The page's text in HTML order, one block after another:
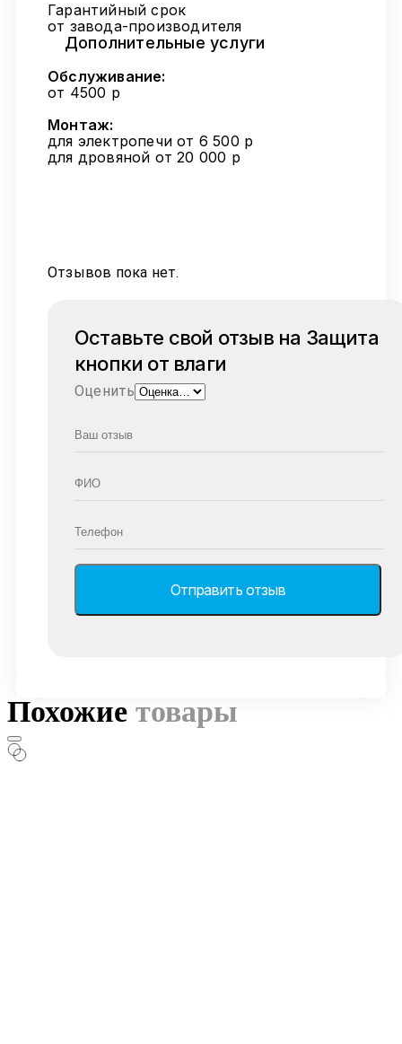
Гарантийный срок
от завода-производителя
Дополнительные услуги
Обслуживание:
от 4500 р
Монтаж:
для электропечи от 6 500 р
для дровяной от 20 000 р
Отзывов пока нет.
Оставьте свой отзыв на Защита
кнопки от влаги
Оценить
Похожие товары